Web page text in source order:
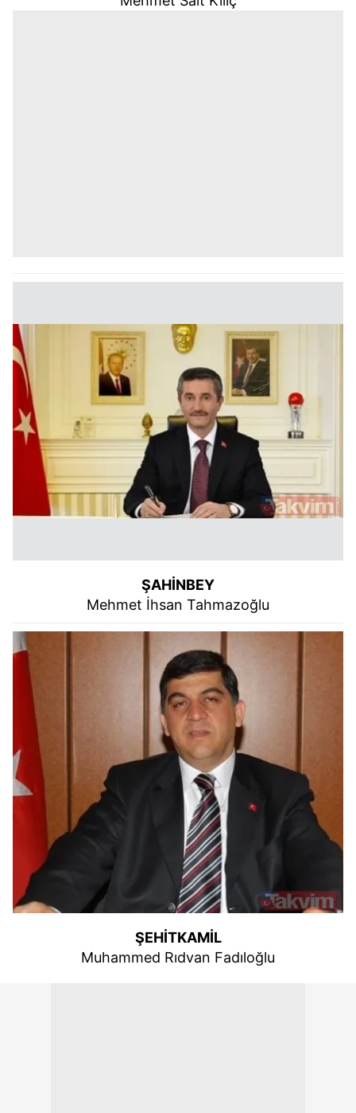
ŞAHİNBEY
Mehmet İhsan Tahmazoğlu
ŞEHİTKAMİL
Muhammed Rıdvan Fadıloğlu